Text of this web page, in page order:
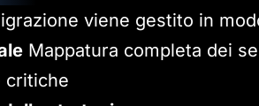
viene gestito in
Mappatura completa dei
critiche